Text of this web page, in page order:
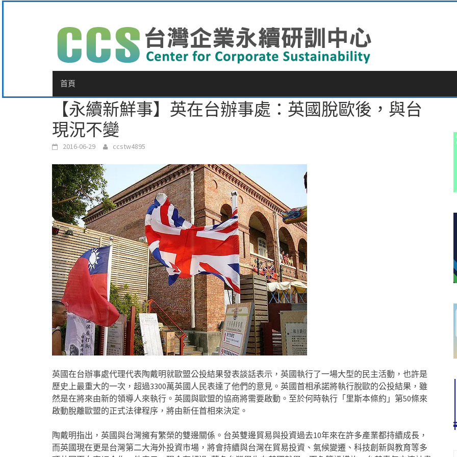
首頁
【永續新鮮事】英在台辦事處：英國脫歐後，與台
現況不變
2016-06-29 ccstw4895
英國在台辦事處代理代表陶戴明就歐盟公投結果發表談話表示，英國執行了一場大型的民主活動，也許是
歷史上最重大的一次，超過3300萬英國人民表達了他們的意見。英國首相承諾將執行脫歐的公投結果，雖
然是在將來由新的領導人來執行。英國與歐盟的協商將需要啟動。至於何時執行「里斯本條約」第50條來
啟動脫離歐盟的正式法律程序，將由新任首相來決定。
陶戴明指出，英國與台灣擁有繁榮的雙邊關係。台英雙邊貿易與投資過去10年來在許多產業都持續成長，
而英國現在更是台灣第二大海外投資市場，將會持續與台灣在貿易投資、氣候變遷、科技創新與教育等多